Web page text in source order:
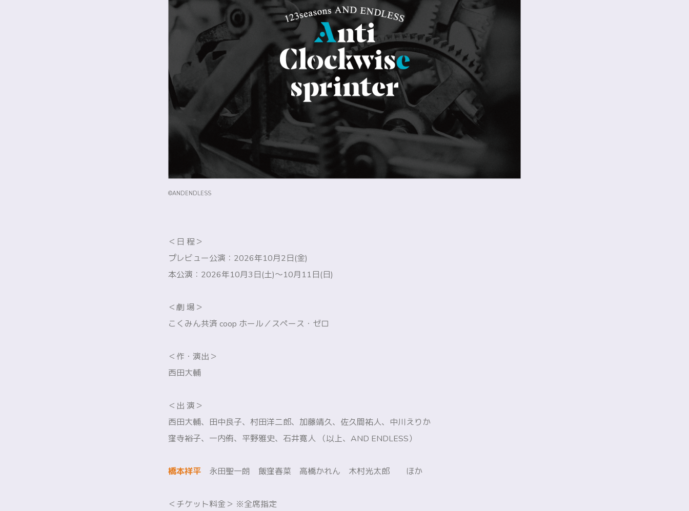
©ANDENDLESS
＜日 程＞
プレビュー公演：2026年10月2日(金)
本公演：2026年10月3日(土)〜10月11日(日)
＜劇 場＞
こくみん共済 coop ホール／スペース・ゼロ
＜作・演出＞
西田大輔
＜出 演＞
西田大輔、田中良子、村田洋二郎、加藤靖久、佐久間祐人、中川えりか
窪寺裕子、一内侑、平野雅史、石井寛人 （以上、AND ENDLESS）
橋本祥平 永田聖一朗 飯窪春菜 高橋かれん 木村光太郎 ほか
＜チケット料金＞ ※全席指定